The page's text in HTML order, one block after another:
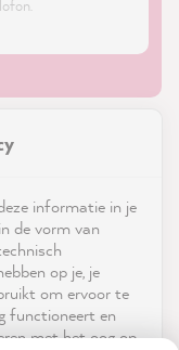
informatie in je
de vorm van
op je, je
om ervoor te
functioneert en
met het oog op